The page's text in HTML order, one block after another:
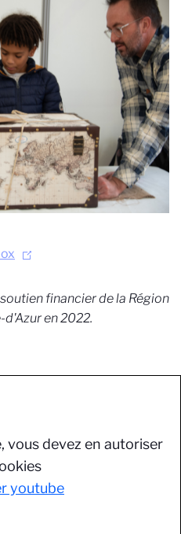
financier de la Région
en 2022.
vous devez en autoriser
youtube